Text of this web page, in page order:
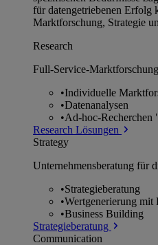
für datengetriebenen Erfolg
Marktforschung, Strategie
Research
Full-Service-
•Individuelle
•Datenanalysen
•Ad-hoc-Recherchen
Research Lösungen
Strategy
Unternehmens­beratung für
•Strategieberatung
•Wertgenerierung mit
•Business Building
Strategieberatung
Communication